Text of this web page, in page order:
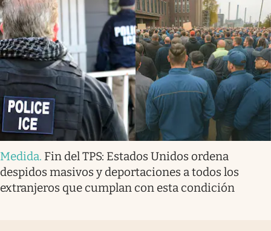
Medida. Fin del TPS: Estados Unidos ordena
despidos masivos y deportaciones a todos los
extranjeros que cumplan con esta condición